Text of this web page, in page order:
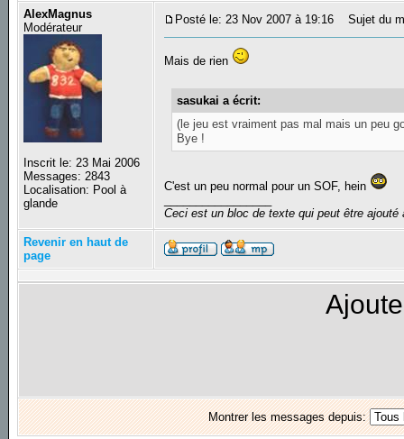
AlexMagnus
Modérateur
Inscrit le: 23 Mai 2006
Messages: 2843
Localisation: Pool à
glande
Posté le: 23 Nov 2007 à 19:16 Sujet du
Mais de rien
sasukai a écrit:
(le jeu est vraiment pas mal mais un peu
Bye !
C'est un peu normal pour un SOF, hein
Ceci est un bloc de texte qui peut être
Revenir en haut de
page
Montrer les messages depuis: